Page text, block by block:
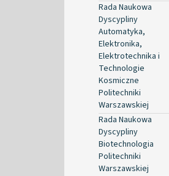
Rada Naukowa
Dyscypliny
Automatyka,
Elektronika,
Elektrotechnika i
Technologie
Kosmiczne
Politechniki
Warszawskiej
Rada Naukowa
Dyscypliny
Biotechnologia
Politechniki
Warszawskiej